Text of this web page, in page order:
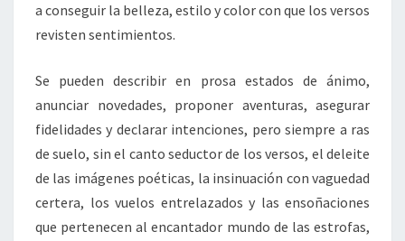
a conseguir la belleza, estilo y color con que los versos
revisten sentimientos.
Se pueden describir en prosa estados de ánimo,
anunciar novedades, proponer aventuras, asegurar
fidelidades y declarar intenciones, pero siempre a ras
de suelo, sin el canto seductor de los versos, el deleite
de las imágenes poéticas, la insinuación con vaguedad
certera, los vuelos entrelazados y las ensoñaciones
que pertenecen al encantador mundo de las estrofas,